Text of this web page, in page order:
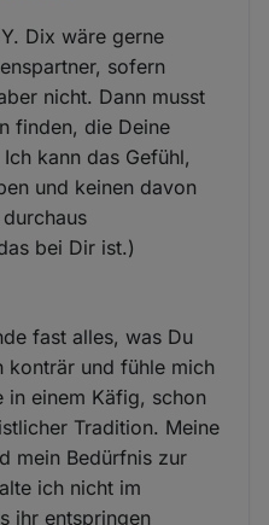
Dix wäre gerne
sofern
nicht. Dann musst
finden, die Deine
kann das Gefühl,
und keinen davon
bei Dir ist.)
fast alles, was Du
konträr und fühle mich
in einem Käfig, schon
Tradition. Meine
mein Bedürfnis zur
ich nicht im
ihr entspringen